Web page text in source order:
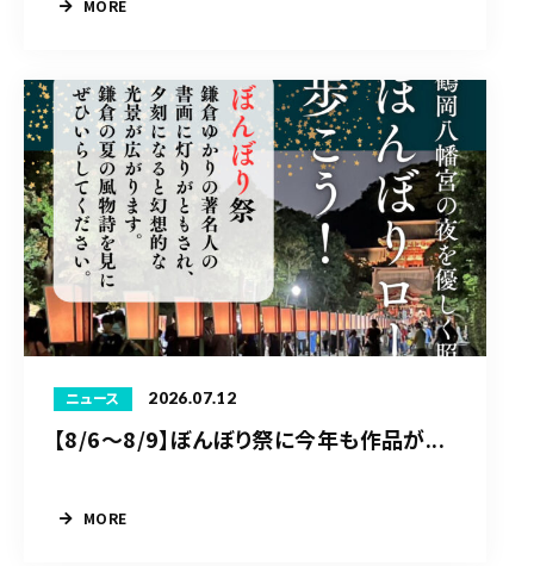
MORE
ニュース 2026.07.12
【8/6〜8/9】ぼんぼり祭に今年も作品が...
MORE